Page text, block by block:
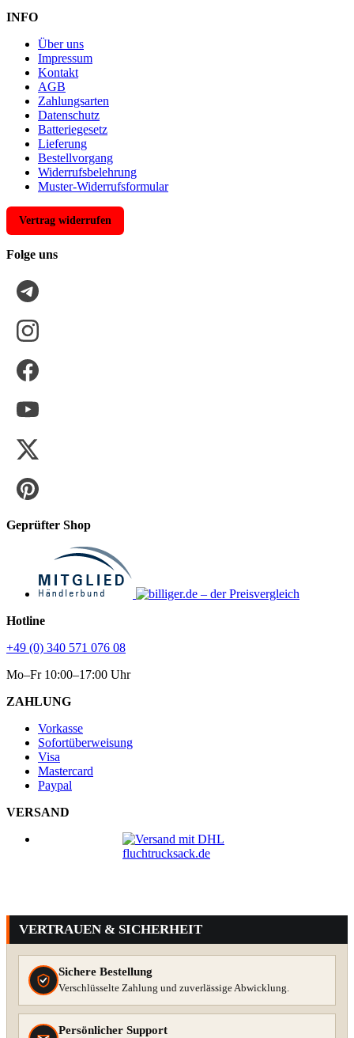
INFO
Über uns
Impressum
Kontakt
AGB
Zahlungsarten
Datenschutz
Batteriegesetz
Lieferung
Bestellvorgang
Widerrufsbelehrung
Muster-Widerrufsformular
Vertrag widerrufen
Folge uns
Geprüfter Shop
Hotline
+49 (0) 340 571 076 08
Mo–Fr 10:00–17:00 Uhr
ZAHLUNG
Vorkasse
Sofortüberweisung
Visa
Mastercard
Paypal
VERSAND
VERTRAUEN & SICHERHEIT
Sichere Bestellung
Verschlüsselte Zahlung und zuverlässige Abwicklung.
Persönlicher Support